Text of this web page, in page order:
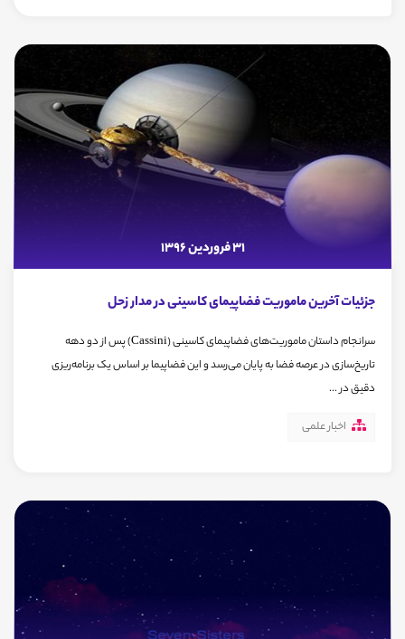
31 فروردین 1396
جزئیات آخرین ماموریت فضاپیمای کاسینی در مدار زحل
سرانجام داستان ماموریت‌های فضاپیمای کاسینی (Cassini) پس از دو دهه
تاریخ‌سازی در عرصه فضا به پایان می‌رسد و این فضاپیما بر اساس یک برنامه‌ریزی
دقیق در ...
اخبار علمی